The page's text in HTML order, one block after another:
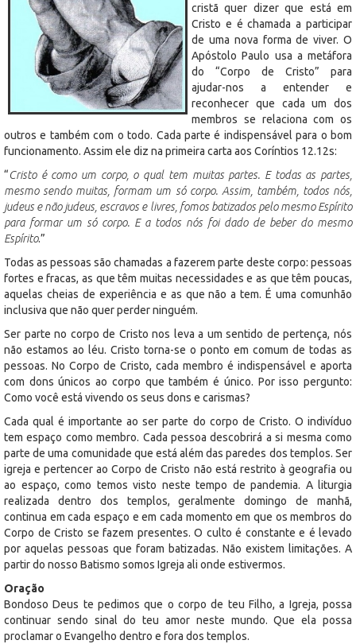
cristã quer dizer que está em
Cristo e é chamada a participar
de uma nova forma de viver. O
Apóstolo Paulo usa a metáfora
do “Corpo de Cristo” para
ajudar-nos a entender e
reconhecer que cada um dos
membros se relaciona com os
outros e também com o todo. Cada parte é indispensável para o bom
funcionamento. Assim ele diz na primeira carta aos Coríntios 12.12s:
“Cristo é como um corpo, o qual tem muitas partes. E todas as partes,
mesmo sendo muitas, formam um só corpo. Assim, também, todos nós,
judeus e não judeus, escravos e livres, fomos batizados pelo mesmo Espírito
para formar um só corpo. E a todos nós foi dado de beber do mesmo
Espírito.”
Todas as pessoas são chamadas a fazerem parte deste corpo: pessoas
fortes e fracas, as que têm muitas necessidades e as que têm poucas,
aquelas cheias de experiência e as que não a tem. É uma comunhão
inclusiva que não quer perder ninguém.
Ser parte no corpo de Cristo nos leva a um sentido de pertença, nós
não estamos ao léu. Cristo torna-se o ponto em comum de todas as
pessoas. No Corpo de Cristo, cada membro é indispensável e aporta
com dons únicos ao corpo que também é único. Por isso pergunto:
Como você está vivendo os seus dons e carismas?
Cada qual é importante ao ser parte do corpo de Cristo. O indivíduo
tem espaço como membro. Cada pessoa descobrirá a si mesma como
parte de uma comunidade que está além das paredes dos templos. Ser
igreja e pertencer ao Corpo de Cristo não está restrito à geografia ou
ao espaço, como temos visto neste tempo de pandemia. A liturgia
realizada dentro dos templos, geralmente domingo de manhã,
continua em cada espaço e em cada momento em que os membros do
Corpo de Cristo se fazem presentes. O culto é constante e é levado
por aquelas pessoas que foram batizadas. Não existem limitações. A
partir do nosso Batismo somos Igreja ali onde estivermos.
Oração
Bondoso Deus te pedimos que o corpo de teu Filho, a Igreja, possa
continuar sendo sinal do teu amor neste mundo. Que ela possa
proclamar o Evangelho dentro e fora dos templos.